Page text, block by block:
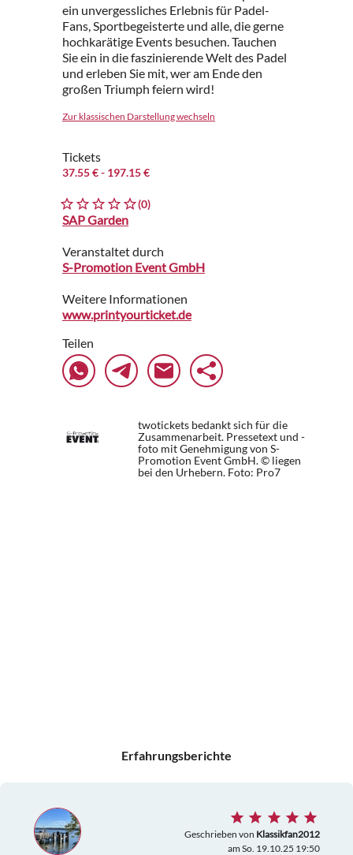
ein unvergessliches Erlebnis für Padel-
Fans, Sportbegeisterte und alle, die gerne
hochkarätige Events besuchen. Tauchen
Sie ein in die faszinierende Welt des Padel
und erleben Sie mit, wer am Ende den
großen Triumph feiern wird!
Zur klassischen Darstellung wechseln
Tickets
37.55 €- 197.15 €
(0)
SAP Garden
Veranstaltet durch
S-Promotion Event GmbH
Weitere Informationen
www.printyourticket.de
Teilen
twotickets bedankt sich für die
Zusammenarbeit. Pressetext und -
foto mit Genehmigung von S-
Promotion Event GmbH. © liegen
bei den Urhebern. Foto: Pro7
Erfahrungsberichte
Geschrieben von Klassikfan2012
am So. 19.10.25 19:50